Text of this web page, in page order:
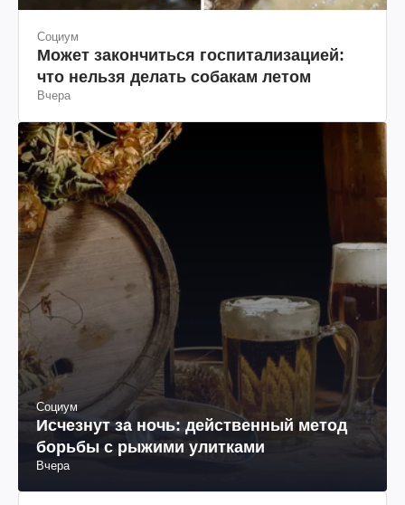
Социум
Может закончиться госпитализацией:
что нельзя делать собакам летом
Вчера
Социум
Исчезнут за ночь: действенный метод
борьбы с рыжими улитками
Вчера